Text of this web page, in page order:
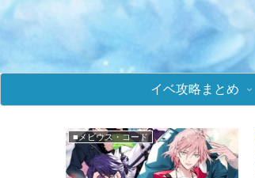
イベ攻略まとめ
■イケメンヴィラン